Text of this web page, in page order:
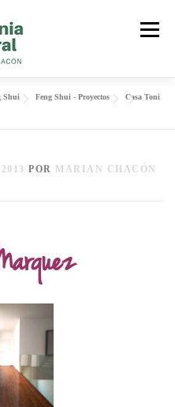
Menú
BLOG CONTACTO
Shui Feng Shui - Proyectos
Casa Toni
POR MARIAN CHACÓN